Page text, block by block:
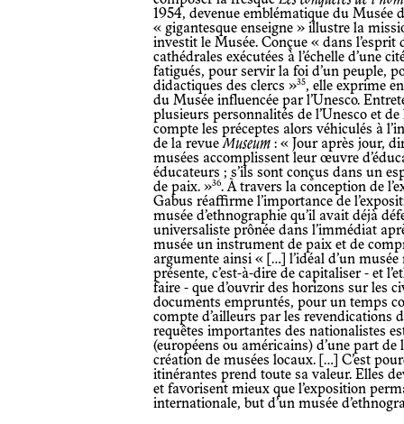
1954, devenue emblématique du Musée
« gigantesque enseigne » illustre la
investit le Musée. Conçue « dans l’esprit
cathédrales exécutées à l’échelle d’une
fatigués, pour servir la foi d’un peuple,
didactiques des clercs »35, elle exprime
du Musée influencée par l’Unesco.
plusieurs personnalités de l’Unesco et
compte les préceptes alors véhiculés à
de la revueMuseum : « Jour après jour,
musées accomplissent leur œuvre
éducateurs ; s’ils sont conçus dans un
de paix. »36. À travers la conception de
Gabus réaffirme l’importance de
musée d’ethnographie qu’il avait déjà
universaliste prônée dans l’immédiat
musée un instrument de paix et de
argumente ainsi « […] l’idéal d’un musée
présente, c’est-à-dire de capitaliser - et
faire - que d’ouvrir des horizons sur les
documents empruntés, pour un temps
compte d’ailleurs par les revendications
requêtes importantes des nationalistes
(européens ou américains) d’une part
création de musées locaux. […] C’est
itinérantes prend toute sa valeur. Elles
et favorisent mieux que l’exposition
internationale, but d’un musée